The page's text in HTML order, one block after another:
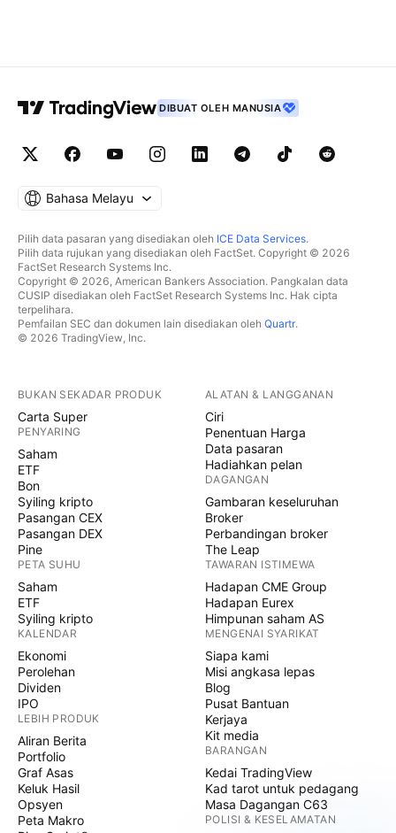
DIBUAT OLEH MANUSIA
Bahasa Melayu
Pilih data pasaran yang disediakan oleh ICE Data Services.
Pilih data rujukan yang disediakan oleh FactSet. Copyright © 2026
FactSet Research Systems Inc.
Copyright © 2026, American Bankers Association. Pangkalan data
CUSIP disediakan oleh FactSet Research Systems Inc. Hak cipta
terpelihara.
Pemfailan SEC dan dokumen lain disediakan oleh Quartr.
© 2026 TradingView, Inc.
BUKAN SEKADAR PRODUK
Carta Super
PENYARING
Saham
ETF
Bon
Syiling kripto
Pasangan CEX
Pasangan DEX
Pine
PETA SUHU
Saham
ETF
Syiling kripto
KALENDAR
Ekonomi
Perolehan
Dividen
IPO
LEBIH PRODUK
Aliran Berita
Portfolio
Graf Asas
Keluk Hasil
Opsyen
Peta Makro
ALATAN & LANGGANAN
Ciri
Penentuan Harga
Data pasaran
Hadiahkan pelan
DAGANGAN
Gambaran keseluruhan
Broker
Perbandingan broker
The Leap
TAWARAN ISTIMEWA
Hadapan CME Group
Hadapan Eurex
Himpunan saham AS
MENGENAI SYARIKAT
Siapa kami
Misi angkasa lepas
Blog
Pusat Bantuan
Kerjaya
Kit media
BARANGAN
Kedai TradingView
Kad tarot untuk pedagang
Masa Dagangan C63
POLISI & KESELAMATAN